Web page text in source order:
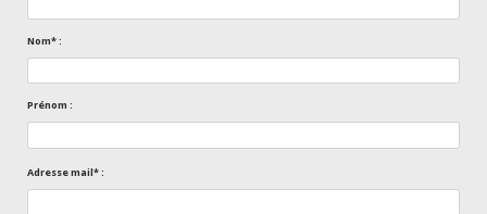
Nom* :
Prénom :
Adresse mail* :